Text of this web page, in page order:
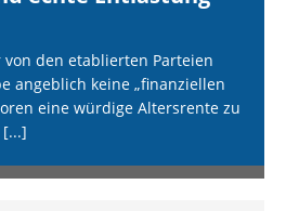
den etablierten Parteien
angeblich keine „finanziellen
eine würdige Altersrente zu
[...]